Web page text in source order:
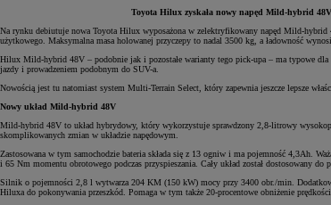
Yaris Cross
HYBRID
Toyota Hilux zyskała nowy napęd Mild-hybrid
Na rynku debiutuje nowa Toyota Hilux wyposażona w zelektryfikowany napęd Mild-hybrid
użytkowego. Maksymalna masa holowanej przyczepy to nadal 3500 kg, a ładowność
Hilux Mild-hybrid 48V – podobnie jak i pozostałe warianty tego pick-upa – ma typowe
jazdy i prowadzeniem podobnym do SUV-a.
Nowością jest tu natomiast system Multi-Terrain Select, który zapewnia jeszcze lepsze
Nowy układ Mild-hybrid 48V
Mild-hybrid 48V to układ hybrydowy, który wykorzystuje sprawdzony 2,8-litrowy
skomplikowanych zmian w układzie napędowym.
Zastosowana w tym samochodzie bateria składa się z 13 ogniw i ma pojemność 4,3Ah.
i 65 Nm momentu obrotowego podczas przyspieszania. Cały układ został dostosowany
Silnik o pojemności 2,8 l wytwarza 204 KM (150 kW) mocy przy 3400 obr./min.
Hiluxa do pokonywania przeszkód. Pomaga w tym także 20-procentowe obniżenie